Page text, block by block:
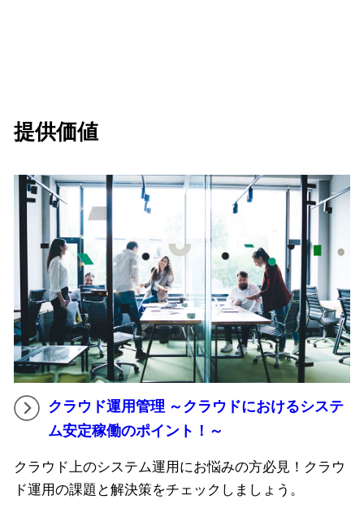
提供価値
クラウド運用管理 ～クラウドにおけるシステ
ム安定稼働のポイント！～
クラウド上のシステム運用にお悩みの方必見！クラウ
ド運用の課題と解決策をチェックしましょう。